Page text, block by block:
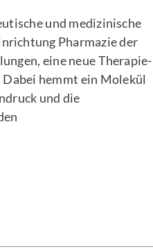
und medizinische
Pharmazie der
eine neue Therapie-
hemmt ein Molekül
und die